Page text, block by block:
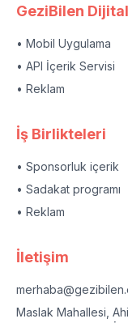
GeziBilen
• Mobil Uygulama
• API İçerik Servisi
• Reklam
İş Birlikteleri
• Sponsorluk içerik
• Sadakat programı
• Reklam
İletişim
Maslak Mahallesi,